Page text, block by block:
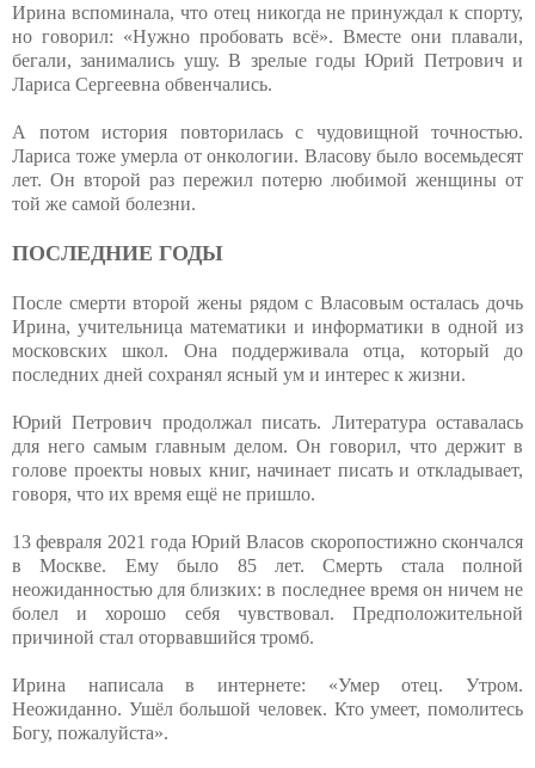
Ирина вспоминала, что отец никогда не принуждал к спорту,
но говорил: «Нужно пробовать всё». Вместе они плавали,
бегали, занимались ушу. В зрелые годы Юрий Петрович и
Лариса Сергеевна обвенчались.
А потом история повторилась с чудовищной точностью.
Лариса тоже умерла от онкологии. Власову было восемьдесят
лет. Он второй раз пережил потерю любимой женщины от
той же самой болезни.
ПОСЛЕДНИЕ ГОДЫ
После смерти второй жены рядом с Власовым осталась дочь
Ирина, учительница математики и информатики в одной из
московских школ. Она поддерживала отца, который до
последних дней сохранял ясный ум и интерес к жизни.
Юрий Петрович продолжал писать. Литература оставалась
для него самым главным делом. Он говорил, что держит в
голове проекты новых книг, начинает писать и откладывает,
говоря, что их время ещё не пришло.
13 февраля 2021 года Юрий Власов скоропостижно скончался
в Москве. Ему было 85 лет. Смерть стала полной
неожиданностью для близких: в последнее время он ничем не
болел и хорошо себя чувствовал. Предположительной
причиной стал оторвавшийся тромб.
Ирина написала в интернете: «Умер отец. Утром.
Неожиданно. Ушёл большой человек. Кто умеет, помолитесь
Богу, пожалуйста».